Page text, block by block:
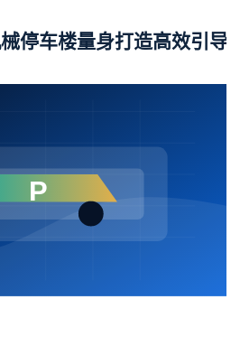
停车楼量身打造高效引导